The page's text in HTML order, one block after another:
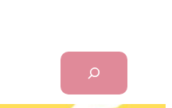
Search